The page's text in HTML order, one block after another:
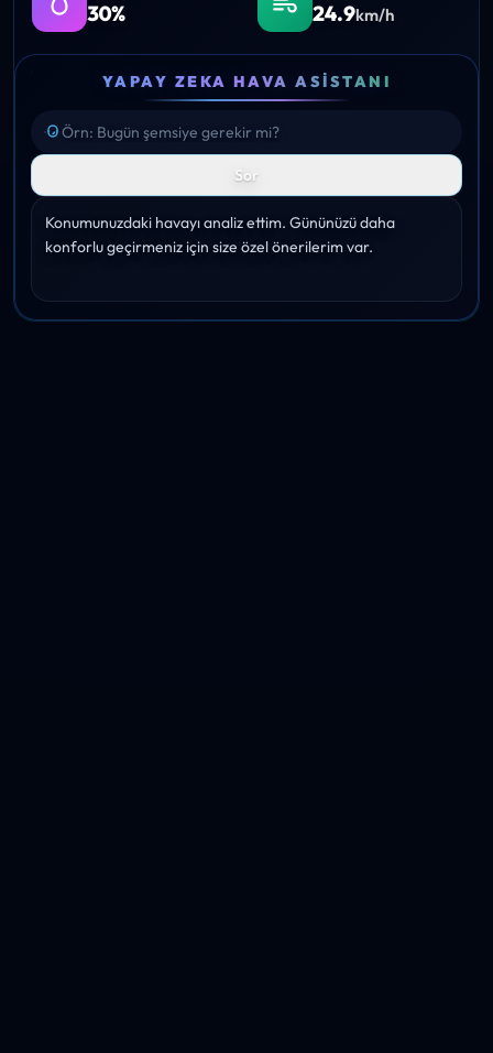
30% 24.9km/h
YAPAY ZEKA HAVA ASISTANI
Sor
Konumunuzdaki havayı analiz ettim. Gününüzü daha
konforlu geçirmeniz için size özel önerilerim var.